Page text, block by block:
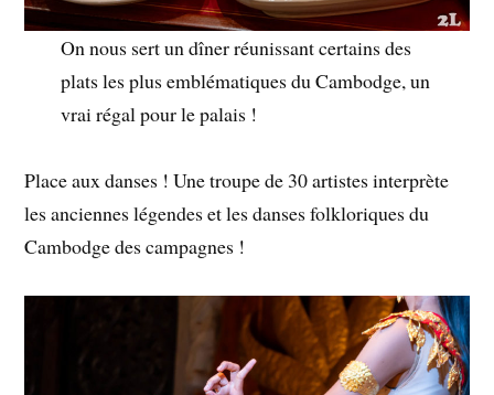
On nous sert un dîner réunissant certains des
plats les plus emblématiques du Cambodge, un
vrai régal pour le palais !
Place aux danses ! Une troupe de 30 artistes interprète
les anciennes légendes et les danses folkloriques du
Cambodge des campagnes !